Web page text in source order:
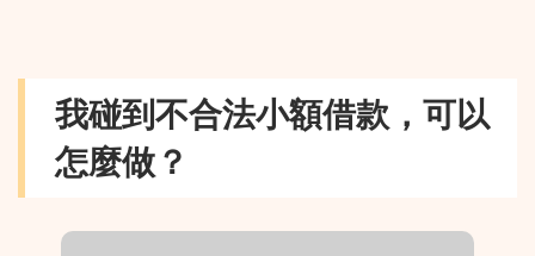
我碰到不合法小額借款，可以
怎麼做？